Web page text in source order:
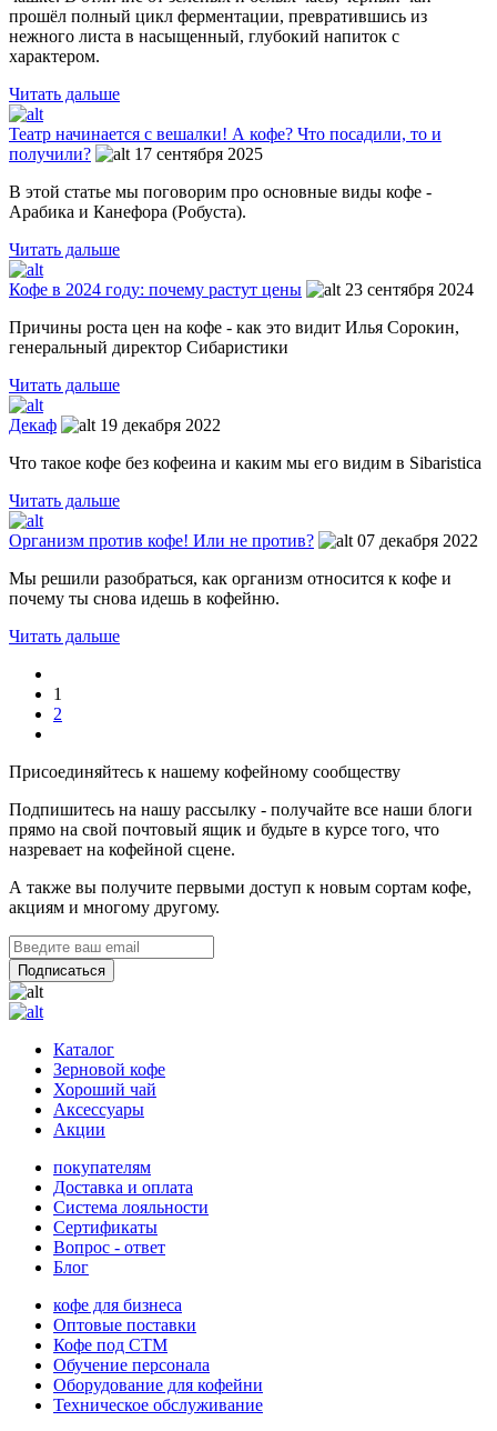
прошёл полный цикл ферментации, превратившись из
нежного листа в насыщенный, глубокий напиток с
характером.
Читать дальше
Театр начинается с вешалки! А кофе? Что посадили, то и
получили?
17 сентября 2025
В этой статье мы поговорим про основные виды кофе -
Арабика и Канефора (Робуста).
Читать дальше
Кофе в 2024 году: почему растут цены
23 сентября 2024
Причины роста цен на кофе - как это видит Илья Сорокин,
генеральный директор Сибаристики
Читать дальше
Декаф
19 декабря 2022
Что такое кофе без кофеина и каким мы его видим в Sibaristica
Читать дальше
Организм против кофе! Или не против?
07 декабря 2022
Мы решили разобраться, как организм относится к кофе и
почему ты снова идешь в кофейню.
Читать дальше
1
2
Присоединяйтесь к нашему кофейному сообществу
Подпишитесь на нашу рассылку - получайте все наши блоги
прямо на свой почтовый ящик и будьте в курсе того, что
назревает на кофейной сцене.
А также вы получите первыми доступ к новым сортам кофе,
акциям и многому другому.
Каталог
Зерновой кофе
Хороший чай
Аксессуары
Акции
покупателям
Доставка и оплата
Система лояльности
Сертификаты
Вопрос - ответ
Блог
кофе для бизнеса
Оптовые поставки
Кофе под СТМ
Обучение персонала
Оборудование для кофейни
Техническое обслуживание